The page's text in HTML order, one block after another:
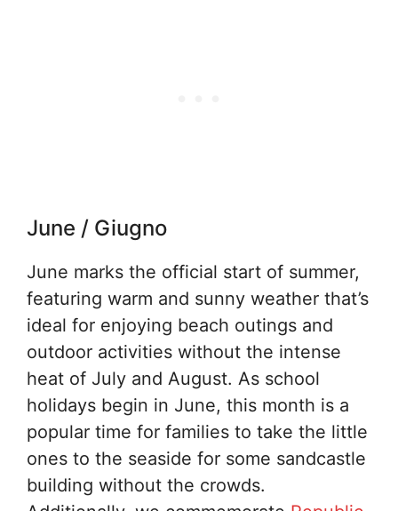
June / Giugno
June marks the official start of summer,
featuring warm and sunny weather that’s
ideal for enjoying beach outings and
outdoor activities without the intense
heat of July and August. As school
holidays begin in June, this month is a
popular time for families to take the little
ones to the seaside for some sandcastle
building without the crowds.